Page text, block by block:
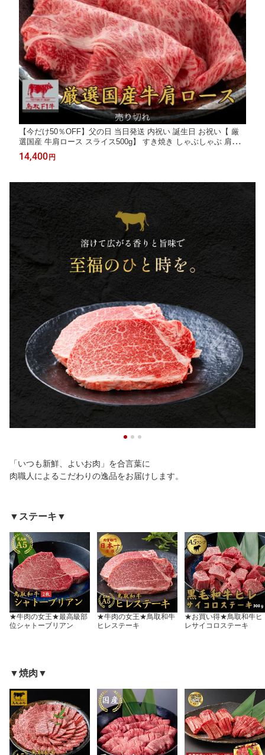
【今だけ50％OFF】父の日 当日発送 内祝い 誕生日 お祝い【 厳
選国産 牛肩ロース スライス500g】 すき焼き しゃぶしゃぶ 肩ロ
ース クラシタ 内祝い 霜降り お祝い 牛肉 ギフト交雑牛 国産 お肉
プレゼント 誕生日 御祝
14,400円
「いつも新鮮、よいお肉」を合言葉に
肉職人によるこだわりの逸品をお届けします。
▼ステーキ▼
★牛肉の女王★最高級部
位シャトーブリアン
★牛肉の女王★鳥取和牛
ヒレステーキ
★お買い得★鳥取和牛ヒ
レサイコロステーキ
▼焼肉▼